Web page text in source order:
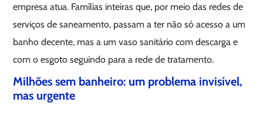
empresa atua. Famílias inteiras que, por meio das redes de
serviços de saneamento, passam a ter não só acesso a um
banho decente, mas a um vaso sanitário com descarga e
com o esgoto seguindo para a rede de tratamento.
Milhões sem banheiro: um problema invisível,
mas urgente